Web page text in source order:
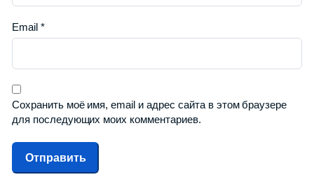
Email *
Сохранить моё имя, email и адрес сайта в этом браузере
для последующих моих комментариев.